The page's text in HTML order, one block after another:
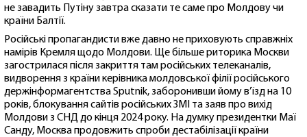
не завадить Путіну завтра сказати те саме про Молдову чи
країни Балтії.
Російські пропагандисти вже давно не приховують справжніх
намірів Кремля щодо Молдови. Ще більше риторика Москви
загострилася після закриття там російських телеканалів,
видворення з країни керівника молдовської філії російського
держінформагентства Sputnik, заборонивши йому в’їзд на 10
років, блокування сайтів російських ЗМІ та заяв про вихід
Молдови з СНД до кінця 2024 року. На думку президентки Маї
Санду, Москва продовжить спроби дестабілізації країни